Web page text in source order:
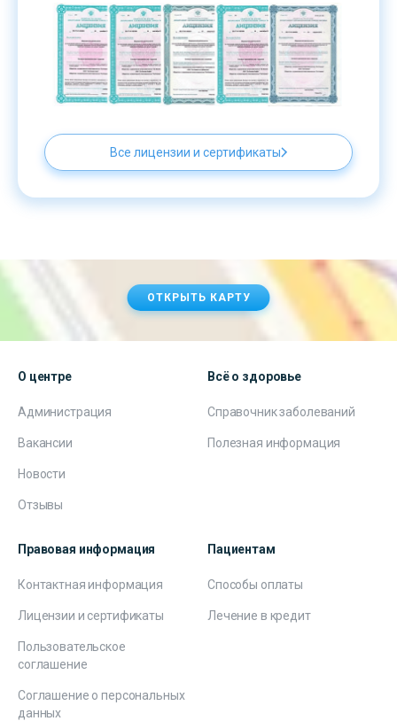
Все лицензии и сертификаты
ОТКРЫТЬ КАРТУ
О центре
Администрация
Вакансии
Новости
Отзывы
Всё о здоровье
Справочник заболеваний
Полезная информация
Правовая информация
Контактная информация
Лицензии и сертификаты
Пользовательское
соглашение
Соглашение о персональных
данных
Пациентам
Способы оплаты
Лечение в кредит